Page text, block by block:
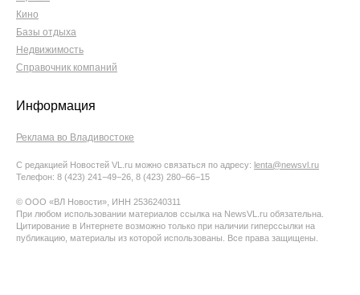
Кино
Базы отдыха
Недвижимость
Справочник компаний
Информация
Реклама во Владивостоке
С редакцией Новостей VL.ru можно связаться по адресу: lenta@newsvl.ru
Телефон: 8 (423) 241−49−26, 8 (423) 280−66−15
© ООО «ВЛ Новости», ИНН 2536240311
При любом использовании материалов ссылка на NewsVL.ru обязательна.
Цитирование в Интернете возможно только при наличии гиперссылки на
публикацию, материалы из которой использованы. Все права защищены.